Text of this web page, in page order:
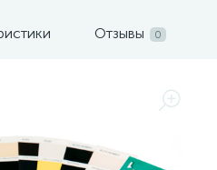
Отзывы 0